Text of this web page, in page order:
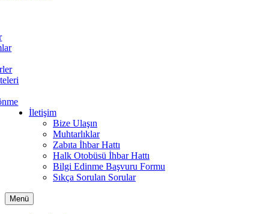
İletişim
Bize Ulaşın
Muhtarlıklar
Zabıta İhbar Hattı
Halk Otobüsü İhbar Hattı
Bilgi Edinme Başvuru Formu
Sıkça Sorulan Sorular
Menü